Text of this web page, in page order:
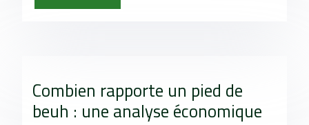
Combien rapporte un pied de
beuh : une analyse économique